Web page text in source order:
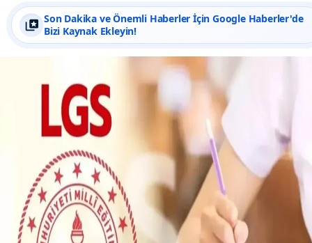
Son Dakika ve Önemli Haberler İçin Google Haberler'de
Bizi Kaynak Ekleyin!